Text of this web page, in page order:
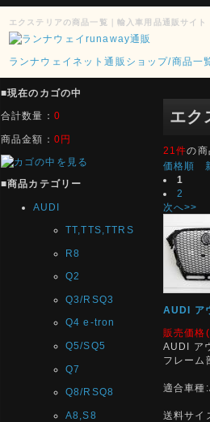
エクステリアの商品一覧｜輸入車用品通販サイト
ランナウェイネット通販ショップ/商品一
■現在のカゴの中
合計数量： 0
商品金額： 0円
■商品カテゴリー
AUDI
TT,TTS,TTRS
R8
Q2
Q3/RSQ3
Q4 e-tron
Q5/SQ5
Q7
Q8/RSQ8
A8,S8
エク
21件の商
価格順
1
2
次へ>>
AUDI ア
販売価格
AUDI ア
フレーム
適合車種
送料サイ